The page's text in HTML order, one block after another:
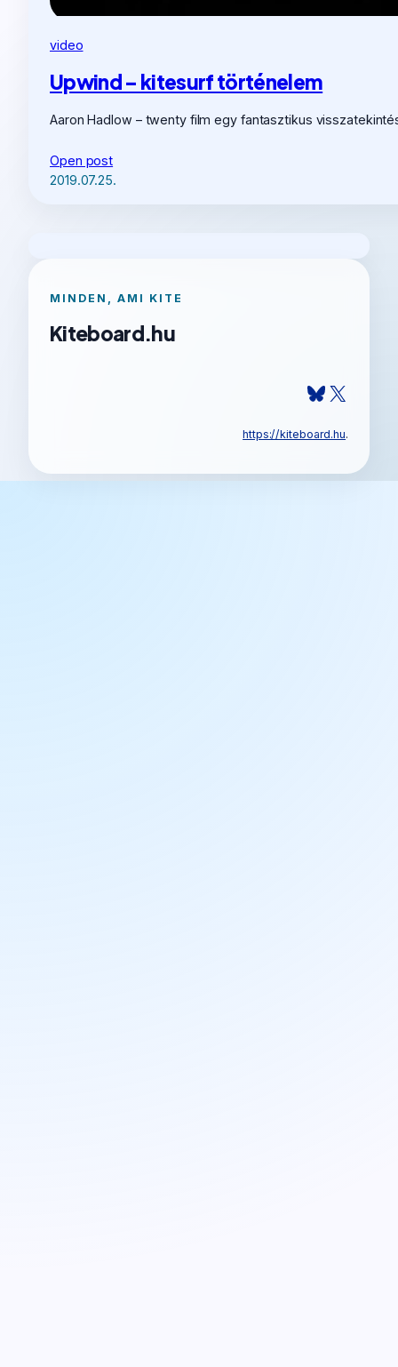
video
Upwind – kitesurf történelem
Aaron Hadlow – twenty film egy fantasztikus
Open post
2019.07.25.
MINDEN, AMI KITE
Kiteboard.hu
Bluesky X
https://kiteboard.hu.